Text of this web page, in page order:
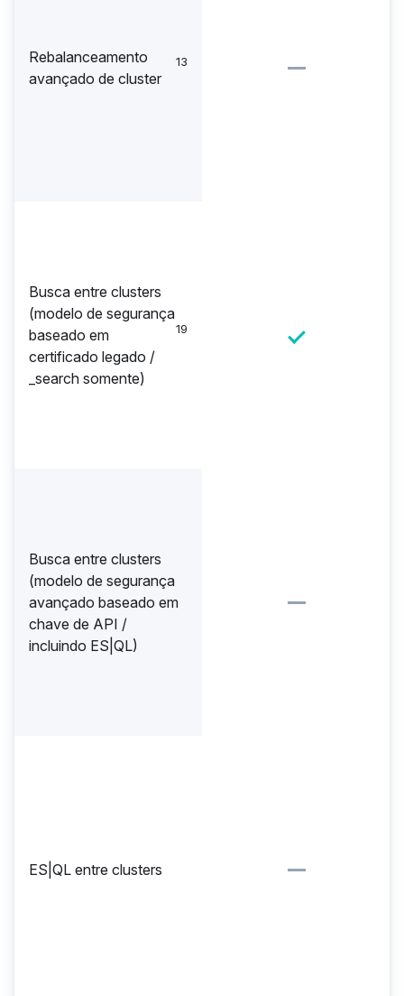
Rebalanceamento
avançado de cluster
13
Busca entre clusters
(modelo de segurança
baseado em
certificado legado /
_search somente)
19
Busca entre clusters
(modelo de segurança
avançado baseado em
chave de API /
incluindo ES|QL)
ES|QL entre clusters